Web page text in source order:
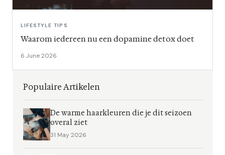
LIFESTYLE TIPS
Waarom iedereen nu een dopamine detox doet
6 June 2026
Populaire Artikelen
De warme haarkleuren die je dit seizoen
overal ziet
31 May 2026